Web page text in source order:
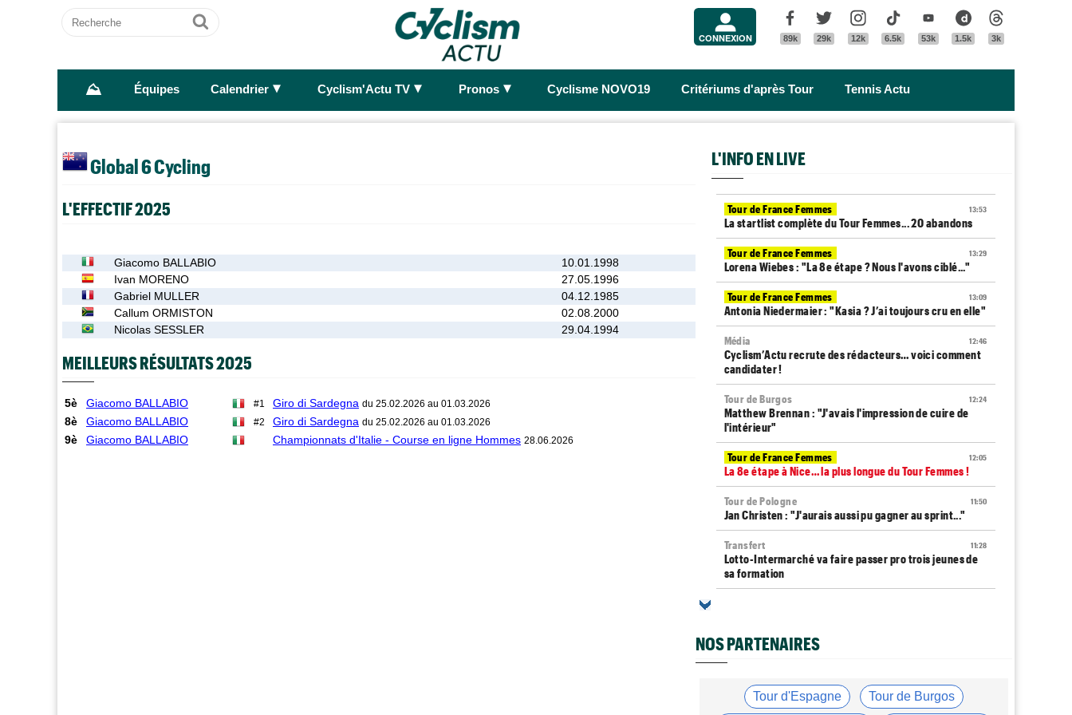
Recherche
Ok CONNEXION
Facebook
89k
Twitter
29k
Instagram
12k
Tik Tok
6.5k
Youtube
53k
Dailymotion
1.5k 3k
⛰ Équipes Calendrier ► Cyclism'Actu TV ► Pronos ► Cyclisme NOVO19 Critériums d'après Tour Tennis Actu
Global 6 Cycling
L'EFFECTIF 2025
Giacomo BALLABIO
10.01.1998
Ivan MORENO
27.05.1996
Gabriel MULLER
04.12.1985
Callum ORMISTON
02.08.2000
Nicolas SESSLER
29.04.1994
MEILLEURS RÉSULTATS 2025
5è Giacomo BALLABIO #1 Giro di Sardegna du 25.02.2026 au 01.03.2026
8è Giacomo BALLABIO #2 Giro di Sardegna du 25.02.2026 au 01.03.2026
9è Giacomo BALLABIO Championnats d'Italie - Course en ligne Hommes 28.06.2026
L'INFO EN LIVE
13:53
Tour de France Femmes
La startlist complète du Tour Femmes... 20 abandons
13:29
Tour de France Femmes
Lorena Wiebes : "La 8e étape ? Nous l'avons ciblé..."
13:09
Tour de France Femmes
Antonia Niedermaier : "Kasia ? J’ai toujours cru en elle"
12:46
Média
Cyclism’Actu recrute des rédacteurs… voici comment
candidater !
12:24
Tour de Burgos
Matthew Brennan : "J'avais l'impression de cuire de
l'intérieur"
12:05
Tour de France Femmes
La 8e étape à Nice… la plus longue du Tour Femmes !
11:50
Tour de Pologne
Jan Christen : "J'aurais aussi pu gagner au sprint..."
11:28
Transfert
Lotto-Intermarché va faire passer pro trois jeunes de
sa formation
Route
Émilien Jacquelin va faire ses grands débuts en
Tour de France Femmes
NOS PARTENAIRES
Tour d'Espagne Tour de Burgos